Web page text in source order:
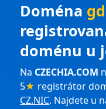
Doména
doménu u
Na CZECHIA.COM
5★ registrátor
CZ.NIC. Najdete u